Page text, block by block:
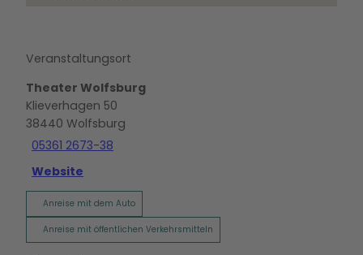
Veranstaltungsort
Theater Wolfsburg
Klieverhagen 50
38440 Wolfsburg
05361 2673-38
Website
Anreise mit dem Auto
Anreise mit öffentlichen Verkehrsmitteln